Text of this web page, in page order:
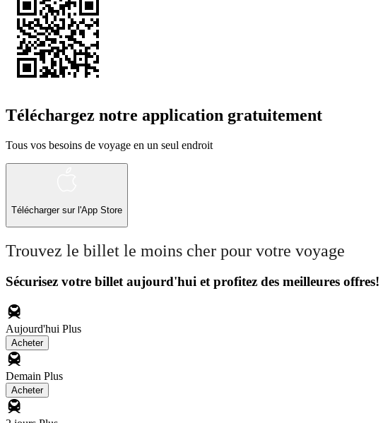
Téléchargez notre application gratuitement
Tous vos besoins de voyage en un seul endroit
Télécharger sur l'App Store
Trouvez le billet le moins cher pour votre voyage
Sécurisez votre billet aujourd'hui et profitez des meilleures offres!
Aujourd'hui Plus
Acheter
Demain Plus
Acheter